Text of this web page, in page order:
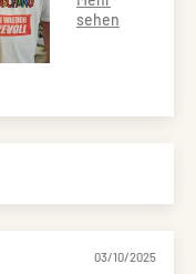
03/10/2025